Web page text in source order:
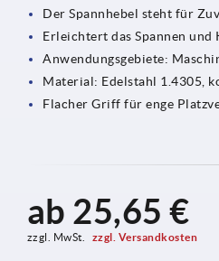
Der Spannhebel steht für
Erleichtert das Spannen
Anwendungsgebiete:
Material: Edelstahl 1.4305,
Flacher Griff für enge
ab 25,65 €
zzgl. MwSt. zzgl. Versandkosten